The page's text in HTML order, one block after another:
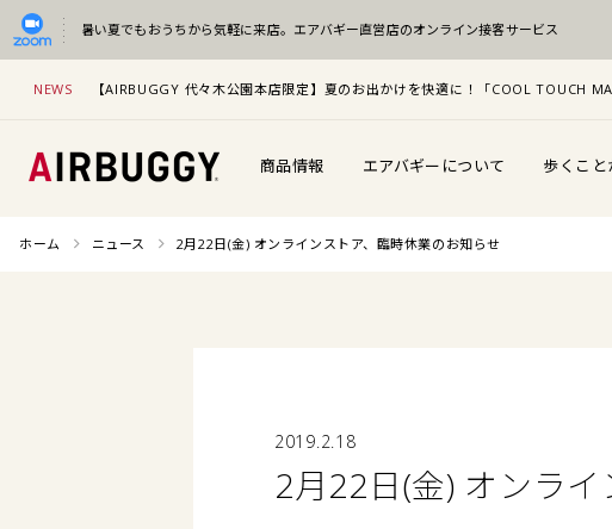
暑い夏でもおうちから気軽に来店。 エアバギー直営店のオンライン接客サービス
NEWS 【AIRBUGGY 代々木公園本店限定】夏のお出かけを快適に！「COOL TOUCH
商品情報 エアバギーについて 歩くこと
ホーム ニュース 2月22日(金) オンラインストア、臨時休業のお知らせ
2019.2.18
2月22日(金) オンラ